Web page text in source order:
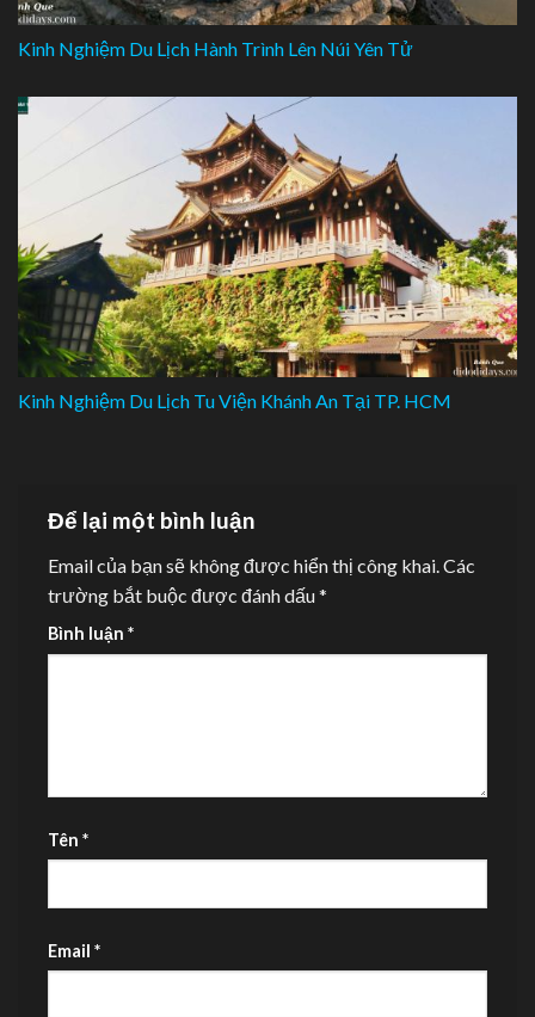
Kinh Nghiệm Du Lịch Hành Trình Lên Núi Yên Tử
Kinh Nghiệm Du Lịch Tu Viện Khánh An Tại TP. HCM
Để lại một bình luận
Email của bạn sẽ không được hiển thị công khai.Các
trường bắt buộc được đánh dấu*
Bình luận *
Tên *
Email *